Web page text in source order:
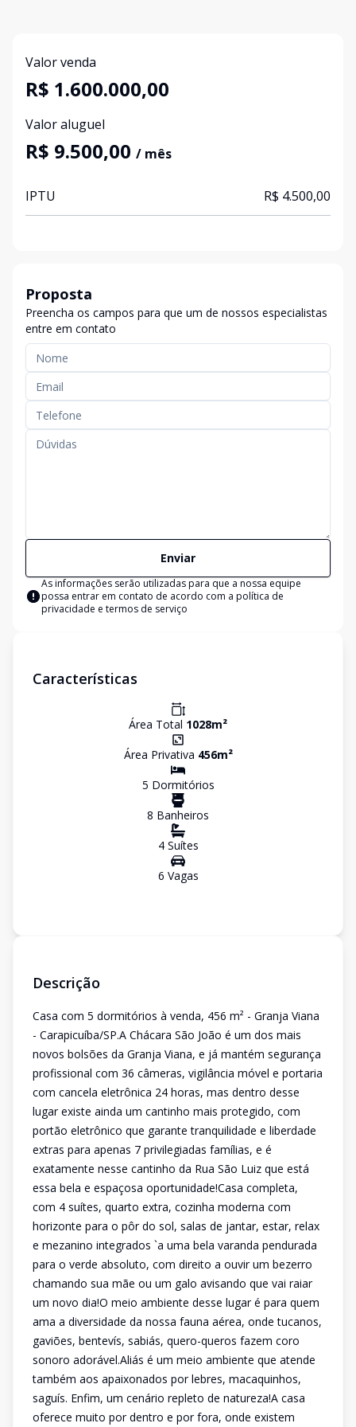
Valor venda
R$ 1.600.000,00
Valor aluguel
R$ 9.500,00 / mês
IPTU R$ 4.500,00
Proposta
Preencha os campos para que um de nossos especialistas
entre em contato
Enviar
As informações serão utilizadas para que a nossa equipe
possa entrar em contato de acordo com a política de
privacidade e termos de serviço
Características
Área Total 1028m²
Área Privativa 456m²
5 Dormitórios
8 Banheiros
4Suítes
6 Vagas
Descrição
Casa com 5 dormitórios à venda, 456 m² - Granja Viana
- Carapicuíba/SP.A Chácara São João é um dos mais
novos bolsões da Granja Viana, e já mantém segurança
profissional com 36 câmeras, vigilância móvel e portaria
com cancela eletrônica 24 horas, mas dentro desse
lugar existe ainda um cantinho mais protegido, com
portão eletrônico que garante tranquilidade e liberdade
extras para apenas 7 privilegiadas famílias, e é
exatamente nesse cantinho da Rua São Luiz que está
essa bela e espaçosa oportunidade!Casa completa,
com 4 suítes, quarto extra, cozinha moderna com
horizonte para o pôr do sol, salas de jantar, estar, relax
e mezanino integrados `a uma bela varanda pendurada
para o verde absoluto, com direito a ouvir um bezerro
chamando sua mãe ou um galo avisando que vai raiar
um novo dia!O meio ambiente desse lugar é para quem
ama a diversidade da nossa fauna aérea, onde tucanos,
gaviões, bentevís, sabiás, quero-queros fazem coro
sonoro adorável.Aliás é um meio ambiente que atende
também aos apaixonados por lebres, macaquinhos,
saguís. Enfim, um cenário repleto de natureza!A casa
oferece muito por dentro e por fora, onde existem